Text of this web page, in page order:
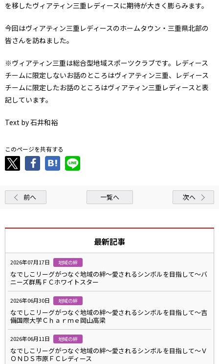
を移したヴィアティン三重レディースに期待が大きく膨らみます。
今回はヴィアティン三重レディースのホームタウン・三重県北部の
皆さんを訪ねました。
※ヴィアティン三重は総合型地域スポーツクラブです。レディース
チームに限定しないお話のところはヴィアティン三重、レディース
チームに限定したお話のところはヴィアティン三重レディースと表
記しています。
Text by石井和裕
このページを共有する
前へ 一覧へ 次へ
最新記事
2026年07月17日 地域の絆
なでしこリーグがつなぐ地域の絆～愛されるシンボルを目指して～バ
ニーズ群馬ＦＣホワイトスター
2026年06月30日 地域の絆
なでしこリーグがつなぐ地域の絆～愛されるシンボルを目指して～吉
備国際大学Ｃｈａｒｍｅ岡山高梁
2026年06月11日 地域の絆
なでしこリーグがつなぐ地域の絆～愛されるシンボルを目指して～Ｖ
ＯＮＤＳ市原ＦＣレディース